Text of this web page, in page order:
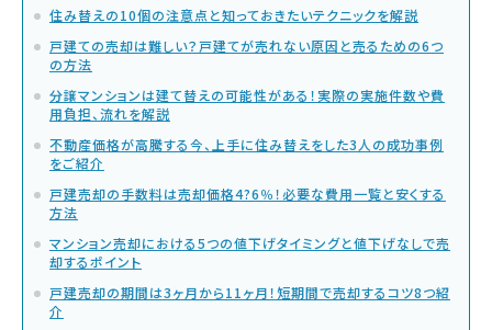
住み替えの10個の注意点と知っておきたいテクニックを解説
戸建ての売却は難しい？戸建てが売れない原因と売るための6つ
の方法
分譲マンションは建て替えの可能性がある！実際の実施件数や費
用負担、流れを解説
不動産価格が高騰する今、上手に住み替えをした3人の成功事例
をご紹介
戸建売却の手数料は売却価格4?6％！必要な費用一覧と安くする
方法
マンション売却における5つの値下げタイミングと値下げなしで売
却するポイント
戸建売却の期間は3ヶ月から11ヶ月！短期間で売却するコツ8つ紹
介